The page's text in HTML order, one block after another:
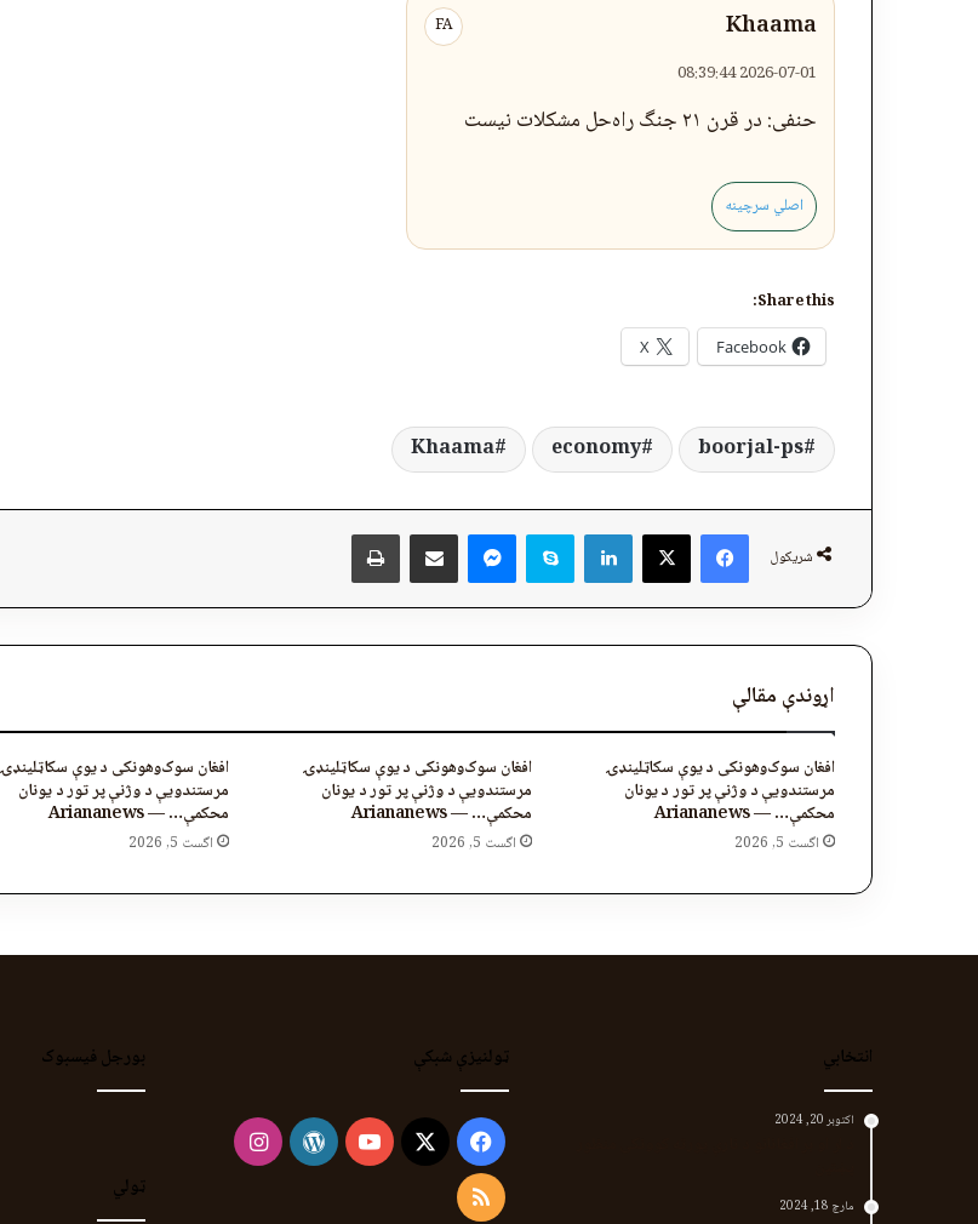
Khaama
FA
2026-07-01 08:39:44
حنفی: در قرن ۲۱ جنگ راه‌حل مشکلات نیست
اصلي سرچینه
Share this:
Facebook
X
boorjal-ps
economy
Khaama
شریکول
Facebook
X
LinkedIn
Skype
Messenger
پر برېښنالیک یې شریک کړئ چاپول
اړوندې مقالې
افغان سوک‌وهونکی د یوې سکاټلینډۍ
مرستندویې د وژنې پر تور د یونان
محکمې… — Ariananews
اگست 5, 2026
افغان سوک‌وهونکی د یوې سکاټلینډۍ
مرستندویې د وژنې پر تور د یونان
محکمې… — Ariananews
اگست 5, 2026
افغان سوک‌وهونکی د یوې سکاټلینډۍ
مرستندویې د وژنې پر تور د یونان
محکمې… — Ariananews
اگست 5, 2026
انتخابي
اکتوبر 20, 2024
مارچ 18, 2024
ټولنیزې شبکې
Facebook
X
YouTube
WordPress
Instagram
RSS
بورجل فیسبوک
ټولي